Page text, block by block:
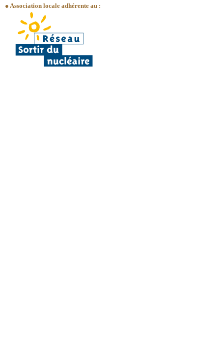
● Association locale adhérente au :